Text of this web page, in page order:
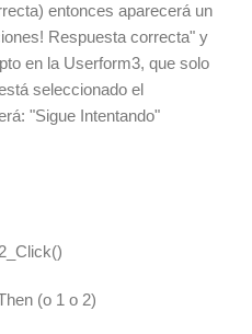
entonces aparecerá un
Respuesta correcta" y
en la Userform3, que solo
seleccionado el
"Sigue Intentando"
(o 1 o 2)